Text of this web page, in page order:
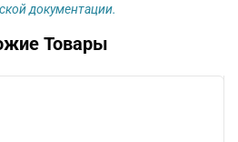
документации.
Товары